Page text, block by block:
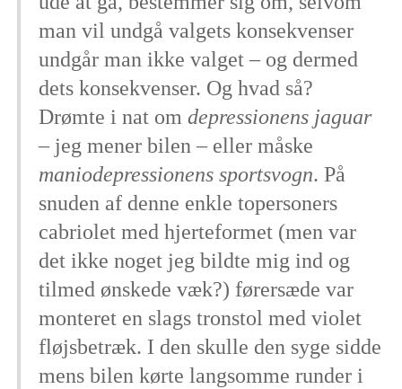
man vil undgå valgets konsekvenser
undgår man ikke valget – og dermed
dets konsekvenser. Og hvad så?
Drømte i nat omdepressionens jaguar
– jeg mener bilen – eller måske
maniodepressionens sportsvogn. På
snuden af denne enkle topersoners
cabriolet med hjerteformet (men var
det ikke noget jeg bildte mig ind og
tilmed ønskede væk?) førersæde var
monteret en slags tronstol med violet
fløjsbetræk. I den skulle den syge sidde
mens bilen kørte langsomme runder i